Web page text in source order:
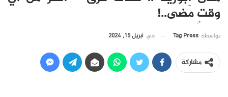
وقتٍ مَضى..!
بواسطة Tag Press في أبريل 15, 2024
مشاركة